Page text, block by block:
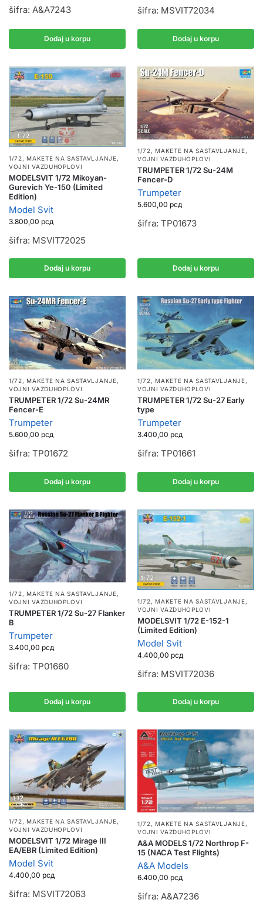
šifra: A&A7243
Dodaj u korpu
šifra: MSVIT72034
Dodaj u korpu
1/72,MAKETE NA SASTAVLJANJE,
VOJNI VAZDUHOPLOVI
MODELSVIT 1/72 Mikoyan-
Gurevich Ye-150 (Limited
Edition)
Model Svit
3.800,00 рсд
šifra: MSVIT72025
Dodaj u korpu
1/72,MAKETE NA SASTAVLJANJE,
VOJNI VAZDUHOPLOVI
TRUMPETER 1/72 Su-24M
Fencer-D
Trumpeter
5.600,00 рсд
šifra: TP01673
Dodaj u korpu
1/72,MAKETE NA SASTAVLJANJE,
VOJNI VAZDUHOPLOVI
TRUMPETER 1/72 Su-24MR
Fencer-E
Trumpeter
5.600,00 рсд
šifra: TP01672
Dodaj u korpu
1/72,MAKETE NA SASTAVLJANJE,
VOJNI VAZDUHOPLOVI
TRUMPETER 1/72 Su-27 Early
type
Trumpeter
3.400,00 рсд
šifra: TP01661
Dodaj u korpu
1/72, MAKETE NA SASTAVLJANJE,
VOJNI VAZDUHOPLOVI
TRUMPETER 1/72 Su-27 Flanker
B
Trumpeter
3.400,00 рсд
šifra: TP01660
Dodaj u korpu
1/72,MAKETE NA SASTAVLJANJE,
VOJNI VAZDUHOPLOVI
MODELSVIT 1/72 E-152-1
(Limited Edition)
Model Svit
4.400,00 рсд
šifra: MSVIT72036
Dodaj u korpu
1/72,MAKETE NA SASTAVLJANJE,
VOJNI VAZDUHOPLOVI
MODELSVIT 1/72 Mirage III
EA/EBR (Limited Edition)
Model Svit
4.400,00 рсд
šifra: MSVIT72063
1/72,MAKETE NA SASTAVLJANJE,
VOJNI VAZDUHOPLOVI
A&A MODELS 1/72 Northrop F-
15 (NACA Test Flights)
A&A Models
6.400,00 рсд
šifra: A&A7236